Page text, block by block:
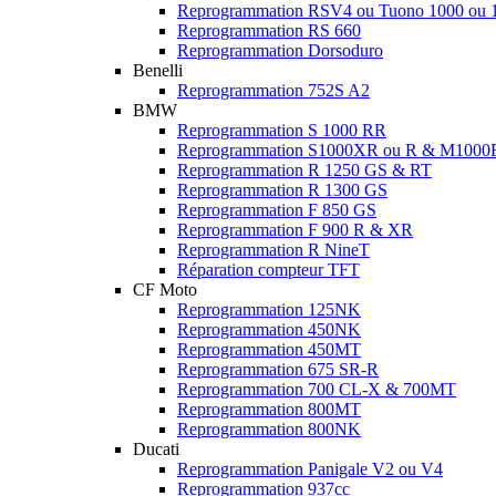
Reprogrammation RSV4 ou Tuono 1000 ou
Reprogrammation RS 660
Reprogrammation Dorsoduro
Benelli
Reprogrammation 752S A2
BMW
Reprogrammation S 1000 RR
Reprogrammation S1000XR ou R &
Reprogrammation R 1250 GS & RT
Reprogrammation R 1300 GS
Reprogrammation F 850 GS
Reprogrammation F 900 R & XR
Reprogrammation R NineT
Réparation compteur TFT
CF Moto
Reprogrammation 125NK
Reprogrammation 450NK
Reprogrammation 450MT
Reprogrammation 675 SR-R
Reprogrammation 700 CL-X & 700MT
Reprogrammation 800MT
Reprogrammation 800NK
Ducati
Reprogrammation Panigale V2 ou V4
Reprogrammation 937cc